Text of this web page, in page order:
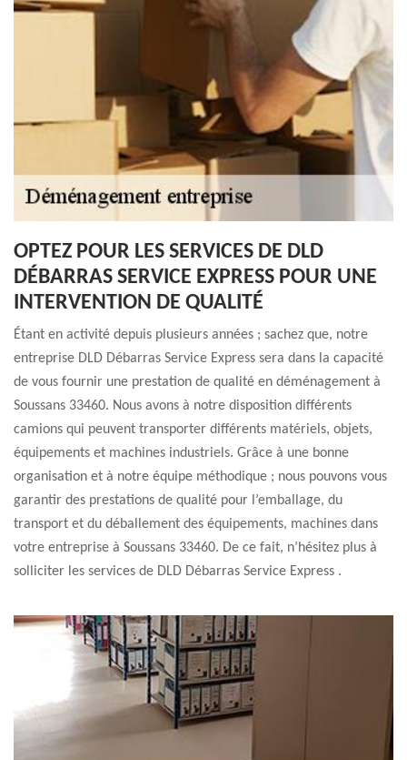
OPTEZ POUR LES SERVICES DE DLD
DÉBARRAS SERVICE EXPRESS POUR UNE
INTERVENTION DE QUALITÉ
Étant en activité depuis plusieurs années ; sachez que, notre
entreprise DLD Débarras Service Express sera dans la capacité
de vous fournir une prestation de qualité en déménagement à
Soussans 33460. Nous avons à notre disposition différents
camions qui peuvent transporter différents matériels, objets,
équipements et machines industriels. Grâce à une bonne
organisation et à notre équipe méthodique ; nous pouvons vous
garantir des prestations de qualité pour l’emballage, du
transport et du déballement des équipements, machines dans
votre entreprise à Soussans 33460. De ce fait, n’hésitez plus à
solliciter les services de DLD Débarras Service Express .